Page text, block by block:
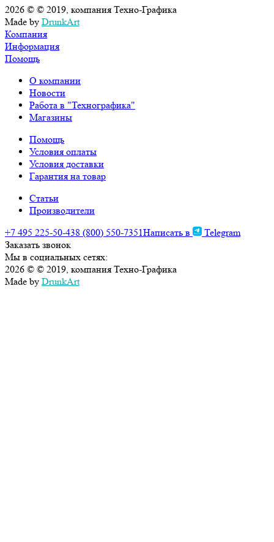
2026 © © 2019, компания Техно-Графика
Made by DrunkArt
Компания
Информация
Помощь
О компании
Новости
Работа в "Технографика"
Магазины
Помощь
Условия оплаты
Условия доставки
Гарантия на товар
Статьи
Производители
+7 495 225-50-438 (800) 550-7351Написать в
Telegram
Заказать звонок
Мы в социальных сетях:
2026 © © 2019, компания Техно-Графика
Made by DrunkArt